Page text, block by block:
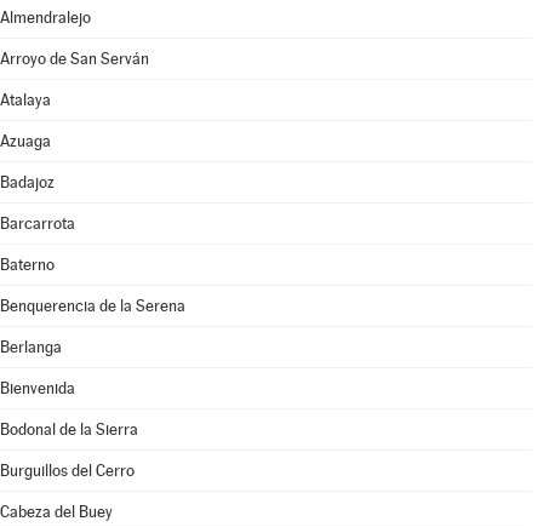
Almendralejo
Arroyo de San Serván
Atalaya
Azuaga
Badajoz
Barcarrota
Baterno
Benquerencia de la Serena
Berlanga
Bienvenida
Bodonal de la Sierra
Burguillos del Cerro
Cabeza del Buey